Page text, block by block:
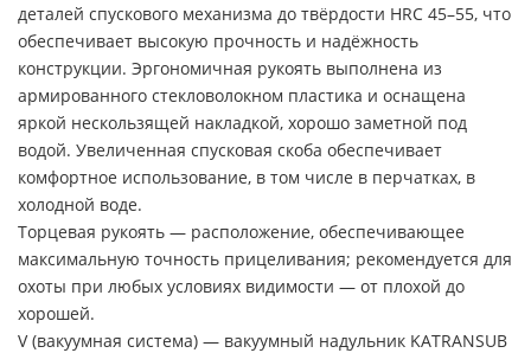
деталей спускового механизма до твёрдости HRC 45–55, что
обеспечивает высокую прочность и надёжность
конструкции. Эргономичная рукоять выполнена из
армированного стекловолокном пластика и оснащена
яркой нескользящей накладкой, хорошо заметной под
водой. Увеличенная спусковая скоба обеспечивает
комфортное использование, в том числе в перчатках, в
холодной воде.
Торцевая рукоять — расположение, обеспечивающее
максимальную точность прицеливания; рекомендуется для
охоты при любых условиях видимости — от плохой до
хорошей.
V (вакуумная система) — вакуумный надульник KATRANSUB